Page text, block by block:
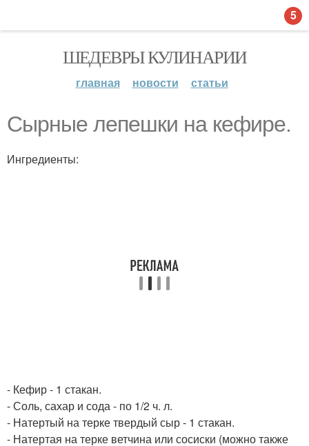
ШЕДЕВРЫ КУЛИНАРИИ
главная новости статьи
Сырные лепешки на кефире.
Ингредиенты:
- Кефир - 1 стакан.
- Соль, сахар и сода - по 1/2 ч. л.
- Натертый на терке твердый сыр - 1 стакан.
- Натертая на терке ветчина или сосиски (можно также
5